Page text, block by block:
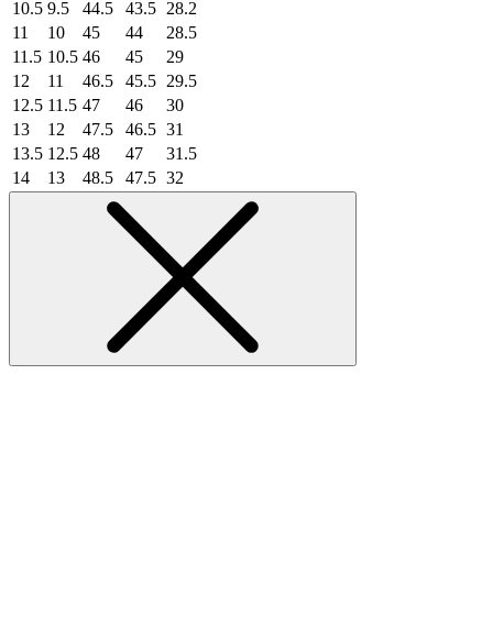
10.5 9.5 44.5 43.5 28.2
11
10 45 44
28.5
11.5 10.5 46 45
29
12
11 46.5 45.5 29.5
12.5 11.5 47 46
30
13
12 47.5 46.5 31
13.5 12.5 48 47
31.5
14
13 48.5 47.5 32